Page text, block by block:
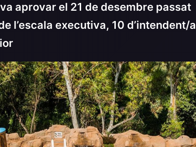
aprovar el 21 de desembre passat
l’escala executiva, 10 d’intendent/a